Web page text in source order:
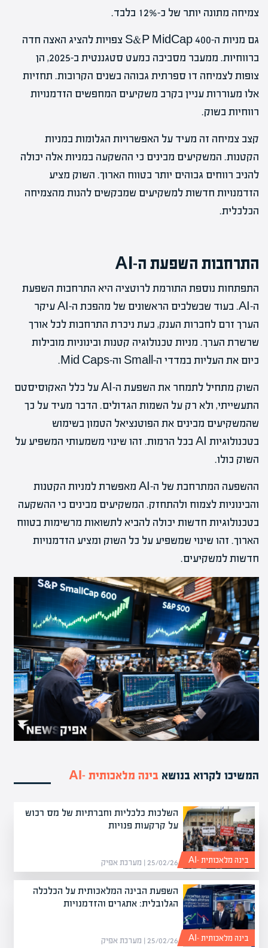
צמיחה מתונה יותר של כ-12% בלבד.
גם מניות ה-S&P MidCap 400 צפויות להציג האצה חדה
ברווחיות. ממעבר מסביבה כמעט סטגננטית ב-2025, הן
צופות לצמיחה דו ספרתית גבוהה בשנים הקרובות. תחזיות
אלו מעוררות עניין בקרב משקיעים המחפשים הזדמנויות
רווחיות בשוק.
קצב צמיחה זה מעיד על האפשרויות הגלומות במניות
הקטנות. המשקיעים מבינים כי ההשקעה במניות אלה יכולה
להניב רווחים גבוהים יותר בטווח הארוך. השוק מציע
הזדמנויות חדשות למשקיעים שמבקשים להנות מהצמיחה
הכלכלית.
התרחבות השפעת ה-AI
התפתחות נוספת התורמת לרוטציה היא התרחבות השפעת
ה-AI. בעוד שבשלבים הראשונים של מהפכת ה-AI עיקר
הערך זרם לחברות הענק, כעת ניכרת התרחבות לכל אורך
שרשרת הערך. מניות טכנולוגיה קטנות ובינוניות מובילות
כיום את העליות במדדי ה-Small וה-Mid Caps.
השוק מתחיל לתמחר את השפעת ה-AI על כלל האקוסיסטם
התעשייתי, ולא רק על השמות הגדולים. הדבר מעיד על כך
שהמשקיעים מבינים את הפוטנציאל הטמון בשימוש
בטכנולוגיות AI בכל הרמות. זהו שינוי משמעותי המשפיע על
השוק כולו.
ההשפעה המתרחבת של ה-AI מאפשרת למניות הקטנות
והבינוניות לצמוח ולהתחזק. המשקיעים מבינים כי ההשקעה
בטכנולוגיות חדשות יכולה להביא לתשואות מרשימות בטווח
הארוך. זהו שינוי שמשפיע על כל השוק ומציע הזדמנויות
חדשות למשקיעים.
המשיכו לקרוא בנושא בינה מלאכותית -AI
השלכות כלכליות וחברתיות של מס רכוש
על קרקעות פנויות
25/02/26 | מערכת אפיק בינה מלאכותית -AI
השפעת הבינה המלאכותית על הכלכלה
הגלובלית: אתגרים והזדמנויות
25/02/26 | מערכת אפיק בינה מלאכותית -AI